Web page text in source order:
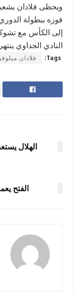
ويحظى فلادان
فوزه ببطولة
إلى الكأس مع
النادي الجداوي
Tags: فلادان
الهلال
الفتح